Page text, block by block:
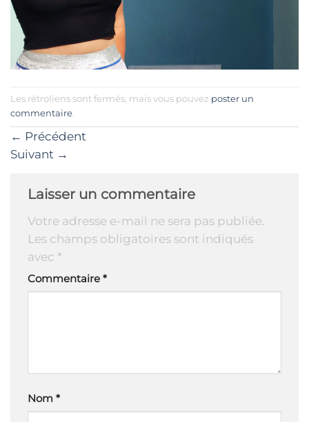
Les rétroliens sont fermés, mais vous pouvez poster un
commentaire
← Précédent
Suivant →
Laisser un commentaire
Votre adresse e-mail ne sera pas publiée.
Les champs obligatoires sont indiqués
avec *
Commentaire *
Nom *